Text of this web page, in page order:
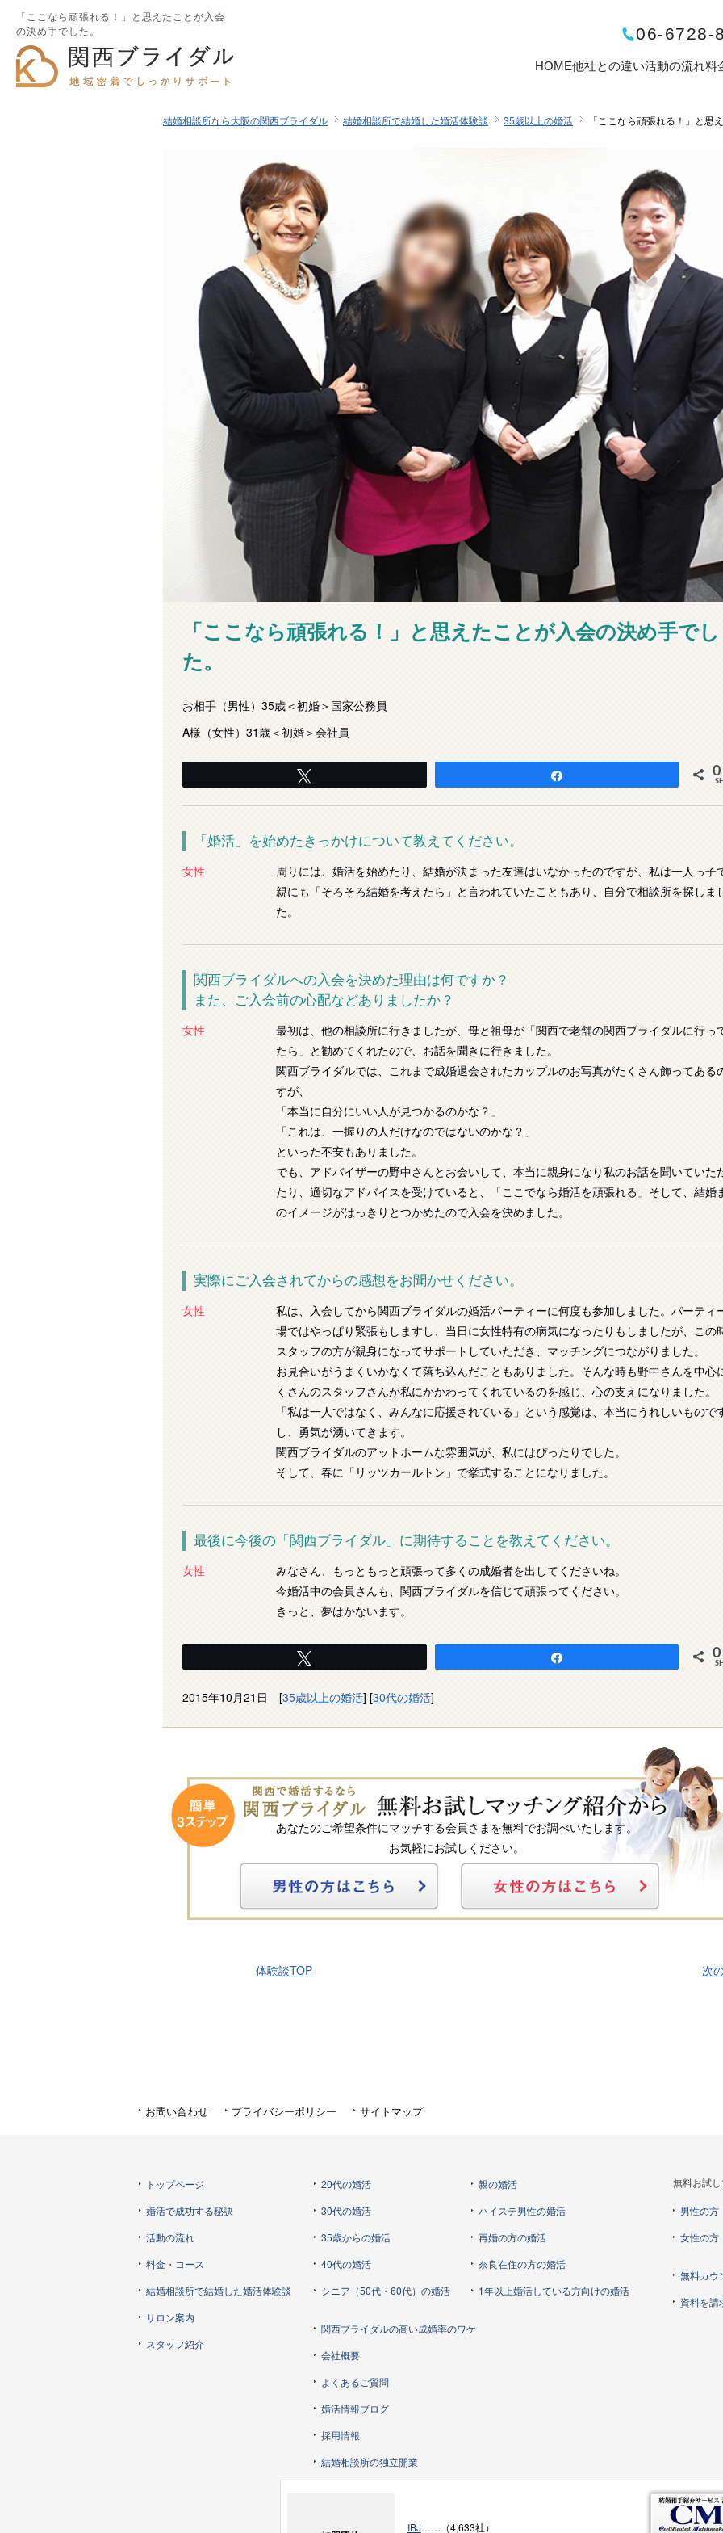
「ここなら頑張れる！」と思えたことが入会
の決め手でした。
06-6728-
HOME他社との違い活動の流れ料
結婚相談所なら大阪の関西ブライダル 結婚相談所で結婚した婚活体験談 35歳以上の婚活 「ここなら頑張れる！」と思
「ここなら頑張れる！」と思えたことが入会の決め手でし
た。
お相手（男性）35歳＜初婚＞国家公務員
A様（女性）31歳＜初婚＞会社員
0
「婚活」を始めたきっかけについて教えてください。
女性
周りには、婚活を始めたり、結婚が決まった友達はいなかったのですが、私は一人っ子
親にも「そろそろ結婚を考えたら」と言われていたこともあり、自分で相談所を探しま
た。
関西ブライダルへの入会を決めた理由は何ですか？
また、ご入会前の心配などありましたか？
女性
最初は、他の相談所に行きましたが、母と祖母が「関西で老舗の関西ブライダルに行っ
たら」と勧めてくれたので、お話を聞きに行きました。
関西ブライダルでは、これまで成婚退会されたカップルのお写真がたくさん飾ってある
すが、
「本当に自分にいい人が見つかるのかな？」
「これは、一握りの人だけなのではないのかな？」
といった不安もありました。
でも、アドバイザーの野中さんとお会いして、本当に親身になり私のお話を聞いていた
たり、適切なアドバイスを受けていると、「ここでなら婚活を頑張れる」そして、結婚
のイメージがはっきりとつかめたので入会を決めました。
実際にご入会されてからの感想をお聞かせください。
女性
私は、入会してから関西ブライダルの婚活パーティーに何度も参加しました。パーティ
場ではやっぱり緊張もしますし、当日に女性特有の病気になったりもしましたが、この
スタッフの方が親身になってサポートしていただき、マッチングにつながりました。
お見合いがうまくいかなくて落ち込んだこともありました。そんな時も野中さんを中心
くさんのスタッフさんが私にかかわってくれているのを感じ、心の支えになりました。
「私は一人ではなく、みんなに応援されている」という感覚は、本当にうれしいもので
し、勇気が湧いてきます。
関西ブライダルのアットホームな雰囲気が、私にはぴったりでした。
そして、春に「リッツカールトン」で挙式することになりました。
最後に今後の「関西ブライダル」に期待することを教えてください。
女性
みなさん、もっともっと頑張って多くの成婚者を出してくださいね。
今婚活中の会員さんも、関西ブライダルを信じて頑張ってください。
きっと、夢はかないます。
0
2015年10月21日 [35歳以上の婚活] [30代の婚活]
あなたのご希望条件にマッチする会員さまを無料でお調べいたします。
お気軽にお試しください。
体験談TOP 次
お問い合わせ プライバシーポリシー サイトマップ
トップページ
婚活で成功する秘訣
活動の流れ
料金・コース
結婚相談所で結婚した婚活体験談
サロン案内
スタッフ紹介
20代の婚活
30代の婚活
35歳からの婚活
40代の婚活
シニア（50代・60代）の婚活
親の婚活
ハイステ男性の婚活
再婚の方の婚活
奈良在住の方の婚活
1年以上婚活している方向けの婚活
無料お試
男性の方
女性の方
無料カウ
資料を請
関西ブライダルの高い成婚率のワケ
会社概要
よくあるご質問
婚活情報ブログ
採用情報
結婚相談所の独立開業
IBJ……（4,633社）